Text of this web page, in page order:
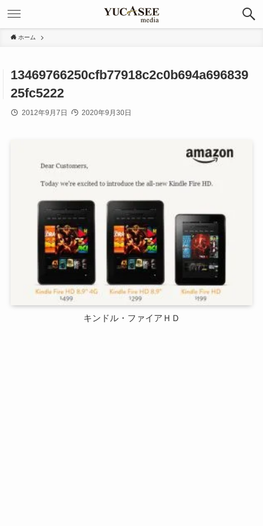
ホーム
13469766250cfb77918c2c0b694a696839
25fc5222
2012年9月7日 2020年9月30日
キンドル・ファイアＨＤ